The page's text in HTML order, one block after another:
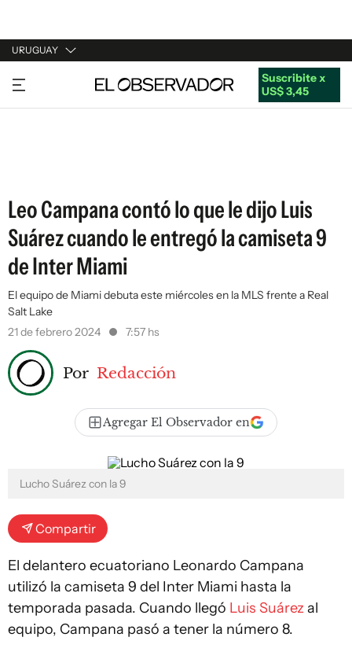
URUGUAY
URUGUAY
ARGENTINA
Suscribite x
US$ 3,45
Leo Campana contó lo que le dijo Luis
Suárez cuando le entregó la camiseta 9
de Inter Miami
El equipo de Miami debuta este miércoles en la MLS frente a Real
Salt Lake
21 de febrero 2024
7:57 hs
Por Redacción
Agregar El Observador en
Lucho Suárez con la 9
Compartir
El delantero ecuatoriano Leonardo Campana
utilizó la camiseta 9 del Inter Miami hasta la
temporada pasada. Cuando llegó Luis Suárez al
equipo, Campana pasó a tener la número 8.